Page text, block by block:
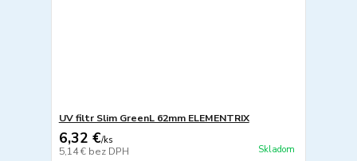
UV filtr Slim GreenL 62mm ELEMENTRIX
6,32 €/ks
5,14 € bez DPH Skladom